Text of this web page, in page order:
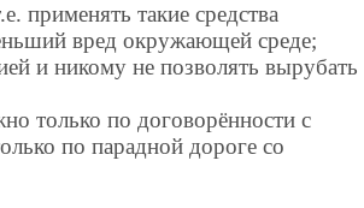
применять такие средства
вред окружающей среде;
и никому не позволять вырубать
только по договорённости с
по парадной дороге со